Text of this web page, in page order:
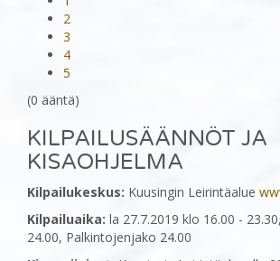
2
3
4
5
(0 ääntä)
KILPAILUSÄÄNNÖT JA
KISAOHJELMA
Kilpailukeskus: Kuusingin Leirintäalue
Kilpailuaika: la 27.7.2019 klo 16.00 -
24.00, Palkintojenjako 24.00